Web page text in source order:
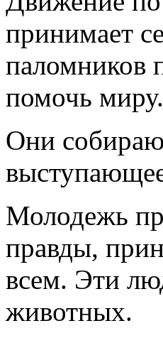
принимает
паломников
помочь миру.
Они
Молодежь
правды,
всем. Эти
животных.